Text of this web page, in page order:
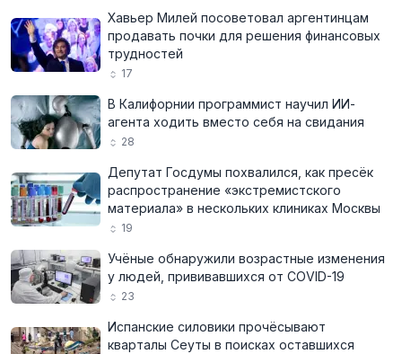
Хавьер Милей посоветовал аргентинцам
продавать почки для решения финансовых
трудностей
17
В Калифорнии программист научил ИИ-
агента ходить вместо себя на свидания
28
Депутат Госдумы похвалился, как пресёк
распространение «экстремистского
материала» в нескольких клиниках Москвы
19
Учёные обнаружили возрастные изменения
у людей, прививавшихся от COVID-19
23
Испанские силовики прочёсывают
кварталы Сеуты в поисках оставшихся